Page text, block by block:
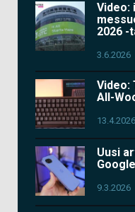
Video:
2026 -
3.6.2026
Video:
All-
13.4.2026
Uusi
9.3.2026